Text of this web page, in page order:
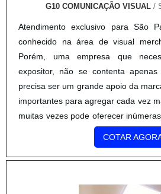
G10 COMUNICAÇÃO VISUAL/
Atendimento exclusivo para São
conhecido na área de visual
Porém, uma empresa que
expositor, não se contenta
precisa ser um grande apoio da
importantes para agregar cada vez
muitas vezes pode oferecer
Por isto, é sempre importante
fornecedor, que com sua experiência
COTAR